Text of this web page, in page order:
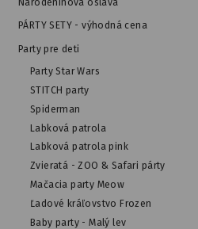
Narodeninová oslava
PÁRTY SETY - výhodná cena
Party pre deti
Party Star Wars
STITCH party
Spiderman
Labková patrola
Labková patrola pink
Zvieratá - ZOO & Safari párty
Mačacia party Meow
Ľadové kráľovstvo Frozen
Baby party - Malý lev